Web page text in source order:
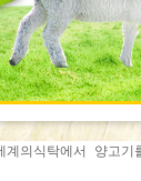
계의식탁에서 양고기